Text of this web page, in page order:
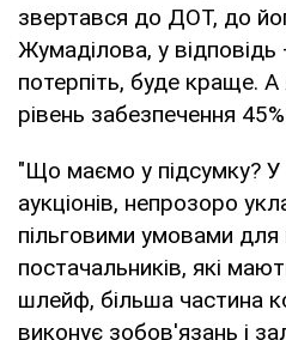
звертався до ДОТ, до
Жумаділова, у
потерпіть, буде краще. А
рівень забезпечення
"Що маємо у підсумку?
аукціонів, непрозоро
пільговими умовами для
постачальників, які
шлейф, більша частина
виконує зобов'язань і